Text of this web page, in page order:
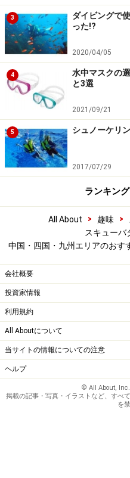
3
ダイビングで
った!?
2020/04/05
4
水中マスクの
と3選
2021/09/21
5 シュノーケリ
2017/07/29
ランキン
All About > 趣味 >
スキューバ
中国・四国・九州エリアのおす
会社概要
投資家情報
利用規約
All Aboutについて
当サイトの情報についての注意
ヘルプ
© All About,
掲載の記事・写真・イラストなど、すべ
を